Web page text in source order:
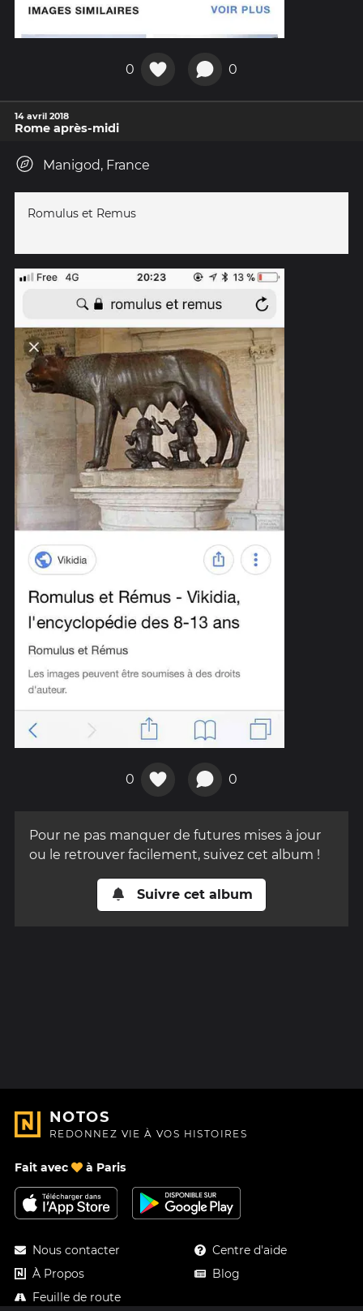
0 0
14 avril 2018
Rome après-midi
Manigod, France
Romulus et Remus
0 0
Pour ne pas manquer de futures mises à jour
ou le retrouver facilement, suivez cet album !
Suivre cet album
NOTOS
REDONNEZ VIE À VOS HISTOIRES
Fait avec à Paris
Nous contacter
À Propos
Feuille de route
Centre d'aide
Blog